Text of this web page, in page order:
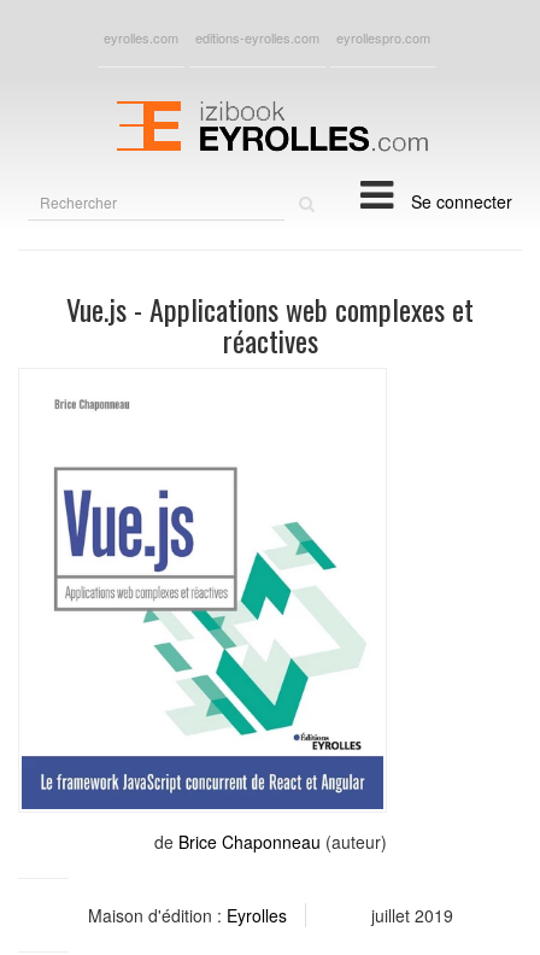
eyrolles.com editions-eyrolles.com eyrollespro.com
Se connecter
Vue.js - Applications web complexes et
réactives
de Brice Chaponneau (auteur)
Maison d'édition : Eyrolles juillet 2019